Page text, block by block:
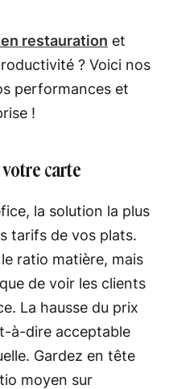
en restauration et
? Voici nos
performances et
!
carte
la solution la plus
tarifs de vos plats.
ratio matière, mais
de voir les clients
La hausse du prix
à-dire acceptable
Gardez en tête
moyen sur